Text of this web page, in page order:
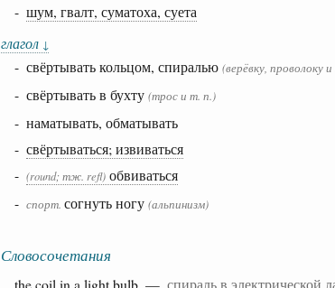
- шум, гвалт, суматоха, суета
глагол ↓
- свёртывать кольцом, спиралью (верёвку, проволоку
- свёртывать в бухту (трос и т. п.)
- наматывать, обматывать
- свёртываться; извиваться
- (round; тж. refl) обвиваться
- спорт. согнуть ногу (альпинизм)
Словосочетания
the coil in a lightbulb — спираль в электрической